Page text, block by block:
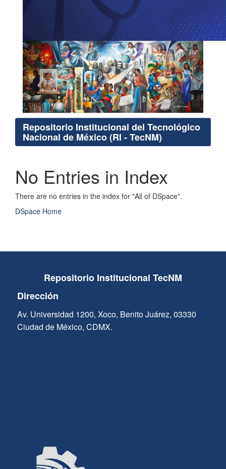
Repositorio Institucional del Tecnológico
Nacional de México (RI - TecNM)
No Entries in Index
There are no entries in the index for "All of DSpace".
DSpace Home
Repositorio Institucional TecNM
Dirección
Av. Universidad 1200, Xoco, Benito Juárez, 03330
Ciudad de México, CDMX.